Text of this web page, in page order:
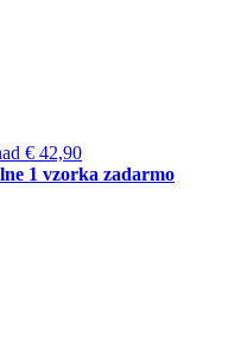
€ 42,90
1 vzorka zadarmo